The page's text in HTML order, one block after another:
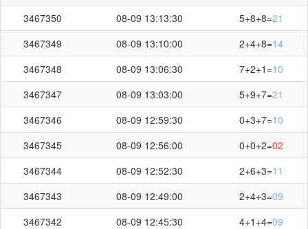
3467350
08-09 13:13:30 5+8+8=21
3467349
08-09 13:10:00 2+4+8=14
3467348
08-09 13:06:30 7+2+1=10
3467347
08-09 13:03:00 5+9+7=21
3467346
08-09 12:59:30 0+3+7=10
3467345
08-09 12:56:00 0+0+2=02
3467344
08-09 12:52:30 2+6+3=11
3467343
08-09 12:49:00 2+4+3=09
3467342
08-09 12:45:30 4+1+4=09